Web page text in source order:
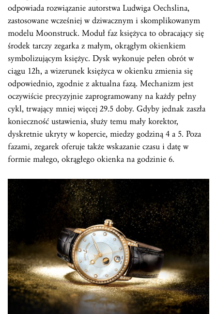
odpowiada rozwiązanie autorstwa Ludwiga Oechslina,
zastosowane wcześniej w dziwacznym i skomplikowanym
modelu Moonstruck. Moduł faz księżyca to obracający się
środek tarczy zegarka z małym, okrągłym okienkiem
symbolizującym księżyc. Dysk wykonuje pełen obrót w
ciągu 12h, a wizerunek księżyca w okienku zmienia się
odpowiednio, zgodnie z aktualna fazą. Mechanizm jest
oczywiście precyzyjnie zaprogramowany na każdy pełny
cykl, trwający mniej więcej 29.5 doby. Gdyby jednak zaszła
konieczność ustawienia, służy temu mały korektor,
dyskretnie ukryty w kopercie, miedzy godziną 4 a 5. Poza
fazami, zegarek oferuje także wskazanie czasu i datę w
formie małego, okrągłego okienka na godzinie 6.